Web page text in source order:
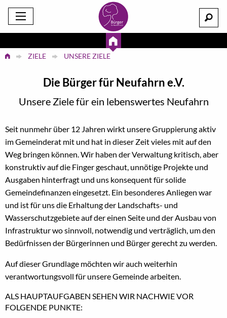
ZIELE UNSERE ZIELE
Die Bürger für Neufahrn e.V.
Unsere Ziele für ein lebenswertes Neufahrn
Seit nunmehr über 12 Jahren wirkt unsere Gruppierung aktiv
im Gemeinderat mit und hat in dieser Zeit vieles mit auf den
Weg bringen können. Wir haben der Verwaltung kritisch, aber
konstruktiv auf die Finger geschaut, unnötige Projekte und
Ausgaben hinterfragt und uns konsequent für solide
Gemeindefinanzen eingesetzt. Ein besonderes Anliegen war
und ist für uns die Erhaltung der Landschafts- und
Wasserschutzgebiete auf der einen Seite und der Ausbau von
Infrastruktur wo sinnvoll, notwendig und verträglich, um den
Bedürfnissen der Bürgerinnen und Bürger gerecht zu werden.
Auf dieser Grundlage möchten wir auch weiterhin
verantwortungsvoll für unsere Gemeinde arbeiten.
ALS HAUPTAUFGABEN SEHEN WIR NACHWIE VOR
FOLGENDE PUNKTE: